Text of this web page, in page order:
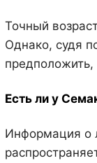
Точный
Однако, судя
Есть ли у
Информация о